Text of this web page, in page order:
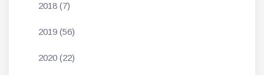
2018 (7)
2019 (56)
2020 (22)